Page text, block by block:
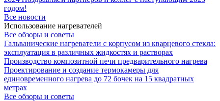
годом!
Все новости
Использование нагревателей
Все обзоры и советы
Гальванические нагреватели с корпусом из кварцевого стекла:
эксплуатация в различных жидкостях и растворах
Производство композитной печи предварительного нагрева
Проектирование и создание термокамеры для
единовременного нагрева до 72 бочек на 15 квадратных
метрах
Все обзоры и советы